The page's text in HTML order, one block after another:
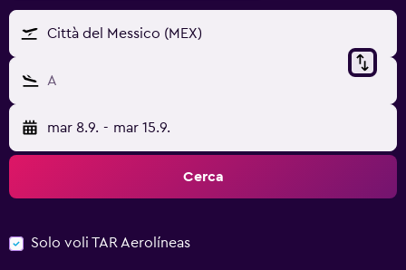
Città del Messico (MEX)
A
mar 8.9. - mar 15.9.
Cerca
Solo voli TAR Aerolíneas